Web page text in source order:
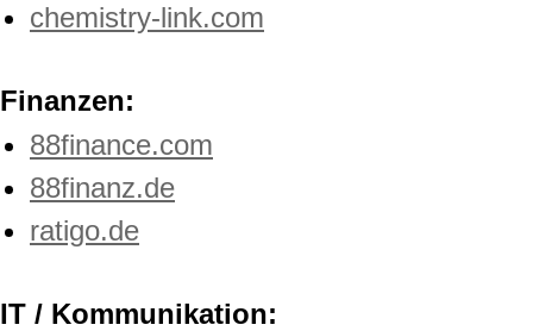
chemistry-link.com
Finanzen:
88finance.com
88finanz.de
ratigo.de
IT / Kommunikation: